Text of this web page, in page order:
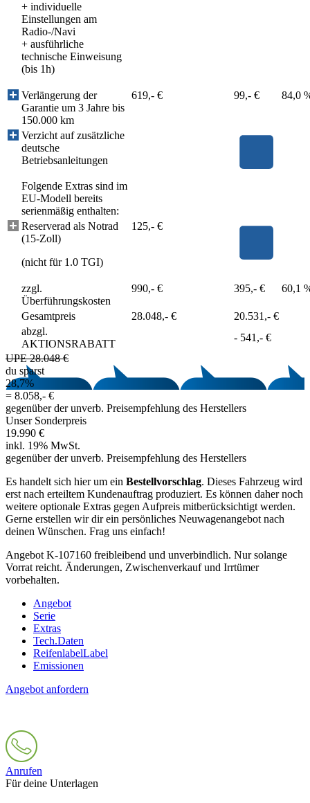
+ individuelle
Einstellungen am
Radio-/Navi
+ ausführliche
technische Einweisung
(bis 1h)
Verlängerung der
Garantie um 3 Jahre bis
150.000 km
619,- € 99,- € 84,0
Verzicht auf zusätzliche
deutsche
Betriebsanleitungen
Folgende Extras sind im
EU-Modell bereits
serienmäßig enthalten:
Reserverad als Notrad
(15-Zoll)
(nicht für 1.0 TGI)
125,- €
zzgl.
Überführungskosten
990,- € 395,- € 60,1
Gesamtpreis 28.048,- €
20.531,- €
abzgl.
AKTIONSRABATT
- 541,- €
UPE 28.048 €
du sparst
28,7%
= 8.058,- €
gegenüber der unverb. Preisempfehlung des Herstellers
Unser Sonderpreis
19.990 €
inkl. 19% MwSt.
gegenüber der unverb. Preisempfehlung des Herstellers
Es handelt sich hier um ein Bestellvorschlag. Dieses Fahrzeug wird
erst nach erteiltem Kundenauftrag produziert. Es können daher noch
weitere optionale Extras gegen Aufpreis mitberücksichtigt werden.
Gerne erstellen wir dir ein persönliches Neuwagenangebot nach
deinen Wünschen. Frag uns einfach!
Angebot K-107160 freibleibend und unverbindlich. Nur solange
Vorrat reicht. Änderungen, Zwischenverkauf und Irrtümer
vorbehalten.
Angebot
Serie
Extras
Tech.Daten
ReifenlabelLabel
Emissionen
Angebot anfordern
Anrufen
Für deine Unterlagen